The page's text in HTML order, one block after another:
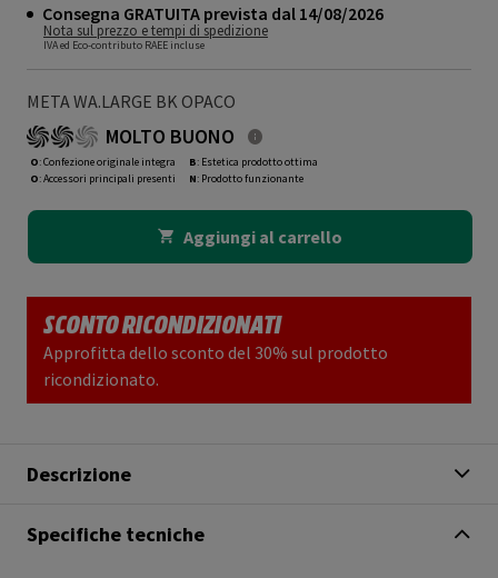
Consegna GRATUITA prevista dal 14/08/2026
Nota sul prezzo e tempi di spedizione
IVA ed Eco-contributo RAEE incluse
META WA.LARGE BK OPACO
MOLTO BUONO
O: Confezione originale integra
O: Accessori principali presenti
B: Estetica prodotto ottima
N: Prodotto funzionante
Aggiungi al carrello
SCONTO RICONDIZIONATI
Approfitta dello sconto del 30% sul prodotto
ricondizionato.
Descrizione
Specifiche tecniche